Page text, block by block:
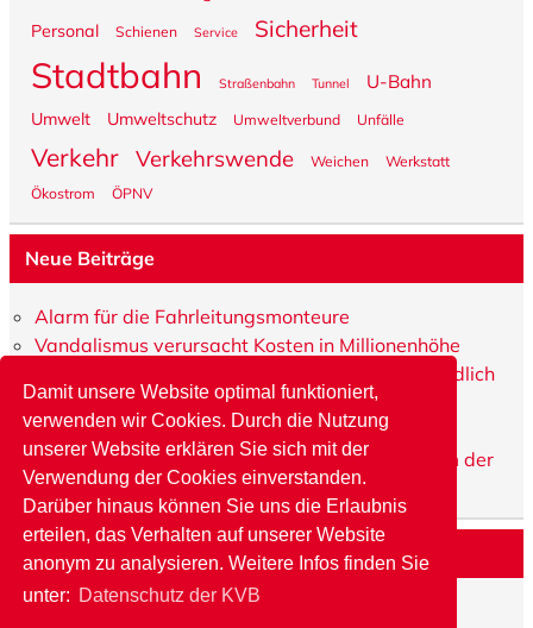
Damit unsere Website optimal funktioniert,
verwenden wir Cookies. Durch die Nutzung
unserer Website erklären Sie sich mit der
Verwendung der Cookies einverstanden.
Darüber hinaus können Sie uns die Erlaubnis
erteilen, das Verhalten auf unserer Website
anonym zu analysieren. Weitere Infos finden Sie
unter: Datenschutz der KVB
Personal Schienen Service Sicherheit
Stadtbahn Straßenbahn Tunnel U-Bahn
Umwelt Umweltschutz Umweltverbund Unfälle
Verkehr Verkehrswende Weichen
Werkstatt
Ökostrom
ÖPNV
Neue Beiträge
Alarm für die Fahrleitungsmonteure
Vandalismus verursacht Kosten in Millionenhöhe
Ob München oder Marsdorf – Hauptsache freundlich
bleiben
P&R wird auf neue Ebene gehoben
Die Verkehrsmeister – das schnelle Eingreifteam der
KVB
Archive
Archive